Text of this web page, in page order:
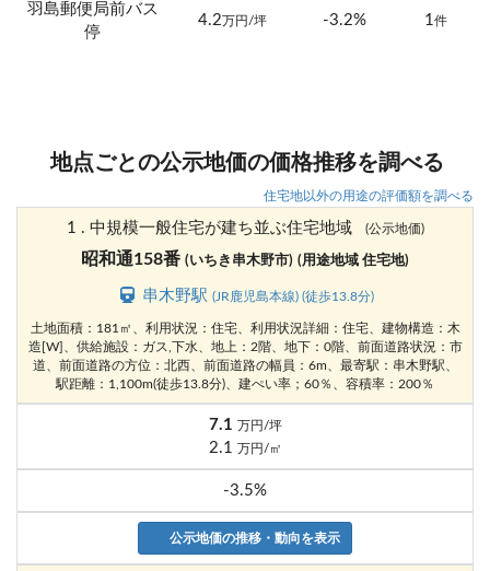
羽島郵便局前バス
停
4.2 万円/坪 -3.2% 1件
地点ごとの公示地価の価格推移を調べる
住宅地以外の用途の評価額を調べる
1 . 中規模一般住宅が建ち並ぶ住宅地域 (公示地価)
昭和通158番 (いちき串木野市) (用途地域 住宅地)
串木野駅 (JR鹿児島本線) (徒歩13.8分)
土地面積：181㎡、利用状況：住宅、利用状況詳細：住宅、建物構造：木
造[W]、供給施設：ガス,下水、地上：2階、地下：0階、前面道路状況：市
道、前面道路の方位：北西、前面道路の幅員：6m、最寄駅：串木野駅、
駅距離：1,100m(徒歩13.8分)、建ぺい率；60％、容積率：200％
7.1 万円/坪
2.1 万円/㎡
-3.5%
公示地価の推移・動向を表示